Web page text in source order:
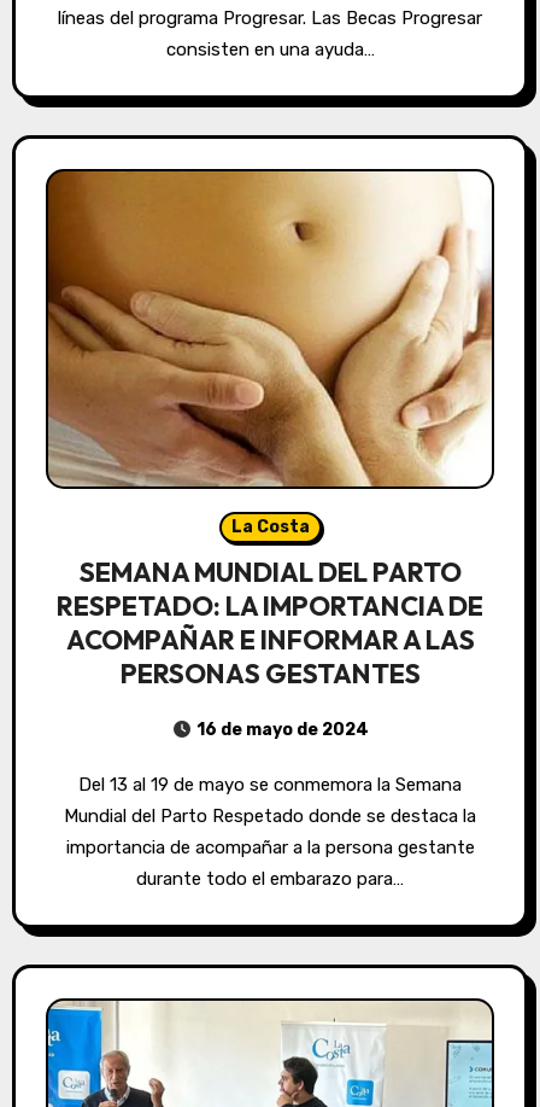
líneas del programa Progresar. Las Becas Progresar
consisten en una ayuda…
La Costa
SEMANA MUNDIAL DEL PARTO
RESPETADO: LA IMPORTANCIA DE
ACOMPAÑAR E INFORMAR A LAS
PERSONAS GESTANTES
16 de mayo de 2024
Del 13 al 19 de mayo se conmemora la Semana
Mundial del Parto Respetado donde se destaca la
importancia de acompañar a la persona gestante
durante todo el embarazo para…